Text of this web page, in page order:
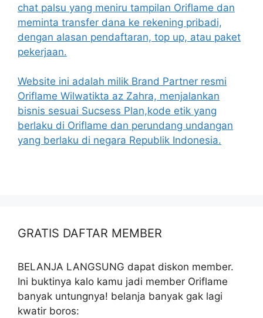
chat palsu yang meniru tampilan Oriflame dan
meminta transfer dana ke rekening pribadi,
dengan alasan pendaftaran, top up, atau paket
pekerjaan.
Website ini adalah milik Brand Partner resmi
Oriflame Wilwatikta az Zahra, menjalankan
bisnis sesuai Sucsess Plan,kode etik yang
berlaku di Oriflame dan perundang undangan
yang berlaku di negara Republik Indonesia.
GRATIS DAFTAR MEMBER
BELANJA LANGSUNG dapat diskon member.
Ini buktinya kalo kamu jadi member Oriflame
banyak untungnya! belanja banyak gak lagi
kwatir boros: